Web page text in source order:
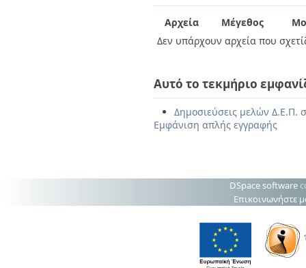
Αρχεία Μέγεθος
Δεν υπάρχουν αρχεία που
Αυτό το τεκμήριο
Δημοσιεύσεις μελών Δ.Ε.Π.
Εμφάνιση απλής εγγραφής
DSpace software
Επικοινωνήστε